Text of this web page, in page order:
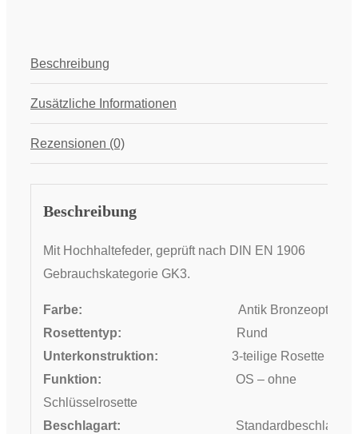
Beschreibung
Zusätzliche Informationen
Rezensionen (0)
Beschreibung
Mit Hochhaltefeder, geprüft nach DIN EN 1906
Gebrauchskategorie GK3.
Farbe:
Antik Bronzeoptik
Rosettentyp: Rund
Unterkonstruktion:
3-teilige Rosette
Funktion: OS – ohne
Schlüsselrosette
Beschlagart: Standardbeschlag